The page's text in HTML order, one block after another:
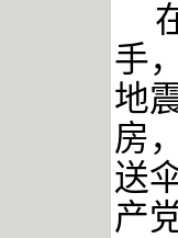
手
地
房
送
产